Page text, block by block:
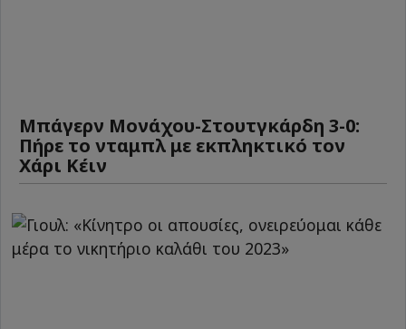
Μπάγερν Μονάχου-Στουτγκάρδη 3-0:
Πήρε το νταμπλ με εκπληκτικό τον
Χάρι Κέιν